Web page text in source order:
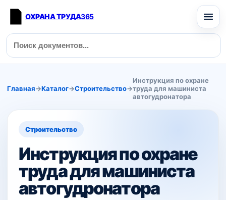
ОХРАНА ТРУДА365
Главная→Каталог→Строительство→
Инструкция по охране
труда для машиниста
автогудронатора
Строительство
Инструкция по охране
труда для машиниста
автогудронатора